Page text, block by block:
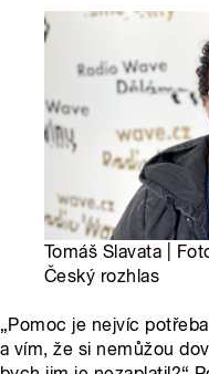
Tomáš Slavata |
Český rozhlas
„Pomoc je nejvíc
a vím, že si nemůžou